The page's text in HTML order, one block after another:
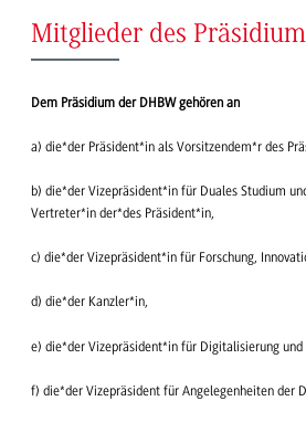
Mitglieder des
Dem Präsidium der DHBW gehören an
a) die*der Präsident*in als Vorsitzendem*r des
b) die*der Vizepräsident*in für Duales Studium
Vertreter*in der*des Präsident*in,
c) die*der Vizepräsident*in für Forschung,
d) die*der Kanzler*in,
e) die*der Vizepräsident*in für Digitalisierung und
f) die*der Vizepräsident für Angelegenheiten der